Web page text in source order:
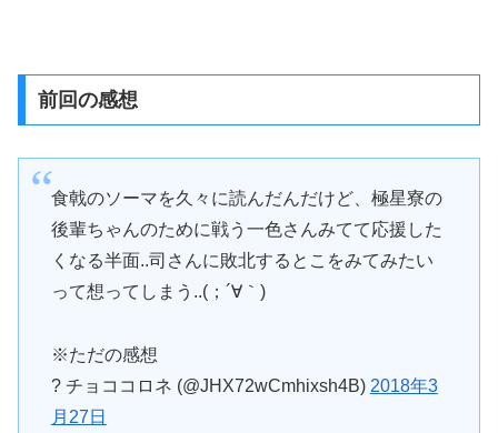
前回の感想
食戟のソーマを久々に読んだんだけど、極星寮の
後輩ちゃんのために戦う一色さんみてて応援した
くなる半面..司さんに敗北するとこをみてみたい
って想ってしまう..(；´∀｀)
※ただの感想
? チョココロネ (@JHX72wCmhixsh4B) 2018年3
月27日